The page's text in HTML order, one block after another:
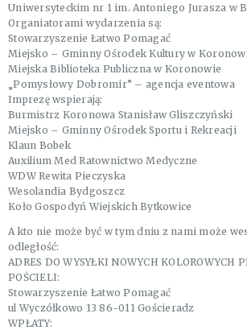
Uniwersyteckim nr 1 im. Antoniego Jurasza w
Organiatorami wydarzenia są:
Stowarzyszenie Łatwo Pomagać
Miejsko – Gminny Ośrodek Kultury w
Miejska Biblioteka Publiczna w Koronowie
„Pomysłowy Dobromir” – agencja eventowa
Imprezę wspierają:
Burmistrz Koronowa Stanisław Gliszczyński
Miejsko – Gminny Ośrodek Sportu i Rekreacji
Klaun Bobek
Auxilium Med Ratownictwo Medyczne
WDW Rewita Pieczyska
Wesolandia Bydgoszcz
Koło Gospodyń Wiejskich Bytkowice
A kto nie może być w tym dniu z nami może
odległość:
ADRES DO WYSYŁKI NOWYCH KOLOROWYCH
POŚCIELI:
Stowarzyszenie Łatwo Pomagać
ul Wyczółkowo 13 86-011 Gościeradz
WPŁATY: